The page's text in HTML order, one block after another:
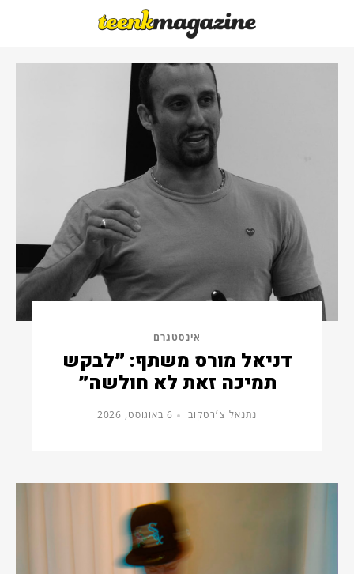
אינסטגרם
דניאל מורס משתף: ״לבקש
תמיכה זאת לא חולשה״
נתנאל צ׳רטקוב 6 באוגוסט, 2026